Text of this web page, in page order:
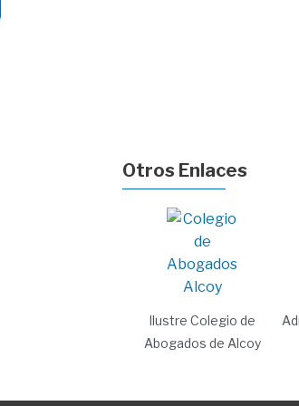
Otros Enlaces
Ilustre Colegio de
Abogados de Alcoy